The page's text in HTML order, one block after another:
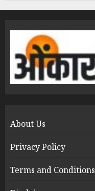
About Us
Privacy Policy
Terms and Conditions